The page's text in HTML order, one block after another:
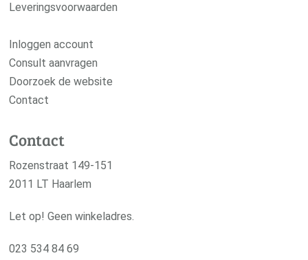
Leveringsvoorwaarden
Inloggen account
Consult aanvragen
Doorzoek de website
Contact
Contact
Rozenstraat 149-151
2011 LT Haarlem
Let op! Geen winkeladres.
023 534 84 69